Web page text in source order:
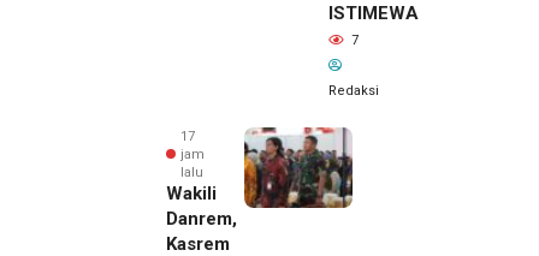
ISTIMEWA
7
Redaksi
17
jam
lalu
Wakili
Danrem,
Kasrem